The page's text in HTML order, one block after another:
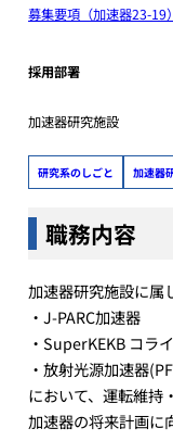
募集要項（加速器23-19）
採用部署
加速器研究施設
研究系のしごと 加速器
職務内容
加速器研究施設に属
・J-PARC加速器
・SuperKEKB コラ
・放射光源加速器
において、運転維持
加速器の将来計画に